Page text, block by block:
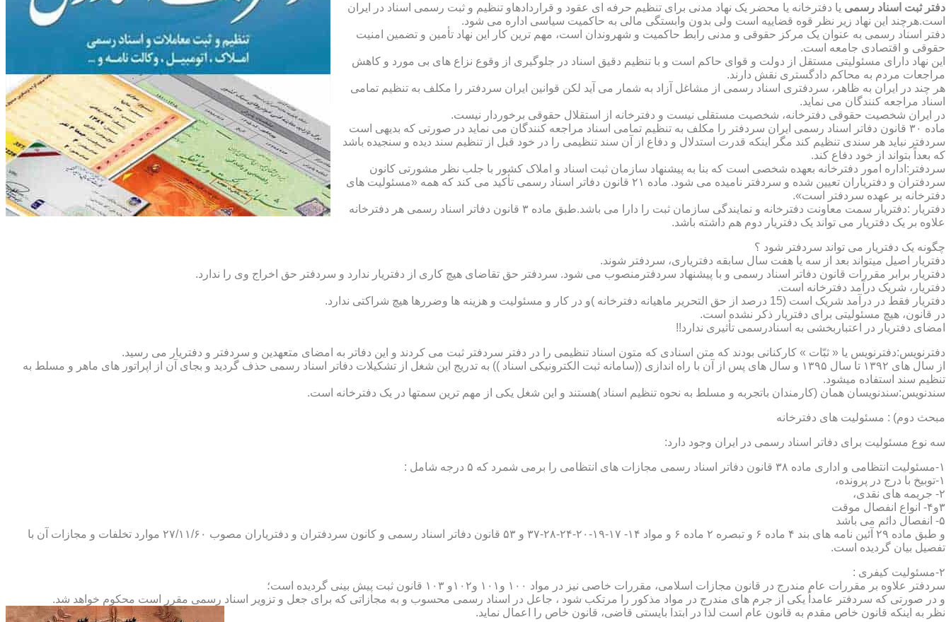
دفتر ثبت اسناد رسمی یا دفترخانه یا محضر یک نهاد مدنی برای تنظیم حرفه ای عقود و قراردادهاو تنظیم و ثبت رسمی اسناد در ایران
است.هرچند این نهاد زیر نظر قوه قضاییه است ولی بدون وابستگی مالی به حاکمیت سیاسی اداره می شود.
دفتر اسناد رسمی به عنوان یک مرکز حقوقی و مدنی رابط حاکمیت و شهروندان است، مهم ترین کار این نهاد تأمین و تضمین امنیت
حقوقی و اقتصادی جامعه است.
این نهاد دارای مسئولیتی مستقل از دولت و قوای حاکم است و با تنظیم دقیق اسناد در جلوگیری از وقوع نزاع های بی مورد و کاهش
مراجعات مردم به محاکم دادگستری نقش دارند.
هر چند در ایران به ظاهر، سردفتری اسناد رسمی از مشاغل آزاد به شمار می آید لکن قوانین ایران سردفتر را مکلف به تنظیم تمامی
اسناد مراجعه کنندگان می نماید.
در ایران شخصیت حقوقی دفترخانه، شخصیت مستقلی نیست و دفترخانه از استقلال حقوقی برخوردار نیست.
ماده ۳۰ قانون دفاتر اسناد رسمی ایران سردفتر را مکلف به تنظیم تمامی اسناد مراجعه کنندگان می نماید در صورتی که بدیهی است
سردفتر نباید هر سندی تنظیم کند مگر اینکه قدرت استدلال و دفاع از آن سند تنظیمی را در خود قبل از تنظیم سند دیده و سنجیده باشد
که بعداً بتواند از خود دفاع کند.
سردفتر:اداره امور دفترخانه بعهده شخصی است که بنا به پیشنهاد سازمان ثبت اسناد و املاک کشور با جلب نظر مشورتی کانون
سردفتران و دفتریاران تعیین شده و سردفتر نامیده می شود. ماده ۲۱ قانون دفاتر اسناد رسمی تأکید می کند که همه «مسئولیت های
دفترخانه بر عهده سردفتر است».
دفتریار :دفتریار سمت معاونت دفترخانه و نمایندگی سازمان ثبت را دارا می باشد.طبق ماده ۳ قانون دفاتر اسناد رسمی هر دفترخانه
علاوه بر یک دفتریار می تواند یک دفتریار دوم هم داشته باشد.
چگونه یک دفتریار می تواند سردفتر شود ؟
دفتریار اصیل میتواند بعد از سه یا هفت سال سابقه دفتریاری، سردفتر شوند.
دفتریار برابر مقررات قانون دفاتر اسناد رسمی و با پیشنهاد سردفترمنصوب می شود. سردفتر حق تقاضای هیچ کاری از دفتریار ندارد و سردفتر حق اخراج وی را ندارد.
دفتریار، شریک درآمد دفترخانه است.
دفتریار فقط در درآمد شریک است (15 درصد از حق التحریر ماهیانه دفترخانه )و در کار و مسئولیت و هزینه ها وضررها هیچ شراکتی ندارد.
در قانون، هیچ مسئولیتی برای دفتریار ذکر نشده است.
امضای دفتریار در اعتباربخشی به اسنادرسمی تأثیری ندارد!!
دفترنویس:دفترنویس یا « ثبّات » کارکنانی بودند که متن اسنادی که متون اسناد تنظیمی را در دفتر سردفتر ثبت می کردند و این دفاتر به امضای متعهدین و سردفتر و دفتریار می رسید.
از سال های ۱۳۹۲ تا سال ۱۳۹۵ و سال های پس از آن با راه اندازی ((سامانه ثبت الکترونیکی اسناد )) به تدریج این شغل از تشکیلات دفاتر اسناد رسمی حذف گردید و بجای آن از اپراتور های ماهر و مسلط به
تنظیم سند استفاده میشود.
سندنویس:سندنویسان همان (کارمندان باتجربه و مسلط به نحوه تنظیم اسناد )هستند و این شغل یکی از مهم ترین سمتها در یک دفترخانه است.
مبحث دوم) : مسئولیت های دفترخانه
سه نوع مسئولیت برای دفاتر اسناد رسمی در ایران وجود دارد:
۱-مسئولیت انتظامی و اداری ماده ۳۸ قانون دفاتر اسناد رسمی مجازات های انتظامی را برمی شمرد که ۵ درجه شامل :
۱-توبیخ با درج در پرونده،
۲- جریمه های نقدی،
۳و۴- انواع انفصال موقت
۵- انفصال دائم می باشد
و طبق ماده ۲۹ آئین نامه های بند ۴ ماده ۶ و تبصره ۲ ماده ۶ و مواد ۱۴- ۱۷-۱۹-۲۰-۲۴-۲۸-۳۷ و ۵۳ قانون دفاتر اسناد رسمی و کانون سردفتران و دفتریاران مصوب ۲۷/۱۱/۶۰ موارد تخلفات و مجازات آن با
تفصیل بیان گردیده است.
۲-مسئولیت کیفری :
سردفتر علاوه بر مقررات عام مندرج در قانون مجازات اسلامی، مقررات خاصی نیز در مواد ۱۰۰ و۱۰۱ و۱۰۲و ۱۰۳ قانون ثبت پیش بینی گردیده است؛
و در صورتی که سردفتر عامداً یکی از جرم های مندرج در مواد مذکور را مرتکب شود ، جاعل در اسناد رسمی محسوب و به مجازاتی که برای جعل و تزویر اسناد رسمی مقرر است محکوم خواهد شد.
نظر به اینکه قانون خاص مقدم به قانون عام است لذا در ابتدا بایستی قاضی، قانون خاص را اعمال نماید.